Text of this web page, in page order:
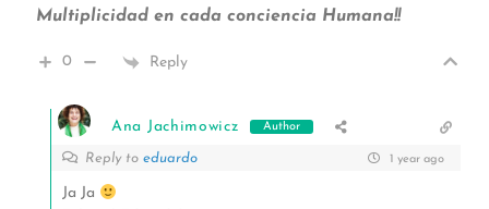
Multiplicidad en cada conciencia Humana!!
0 Reply
Ana Jachimowicz Author
Reply to eduardo 1 year ago
Ja Ja